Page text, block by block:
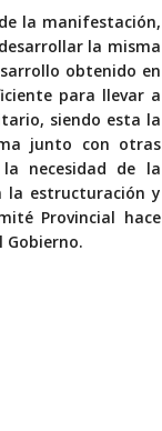
la manifestación,
la misma
obtenido en
para llevar a
siendo esta la
junto con otras
necesidad de la
la estructuración y
Provincial hace
Gobierno.